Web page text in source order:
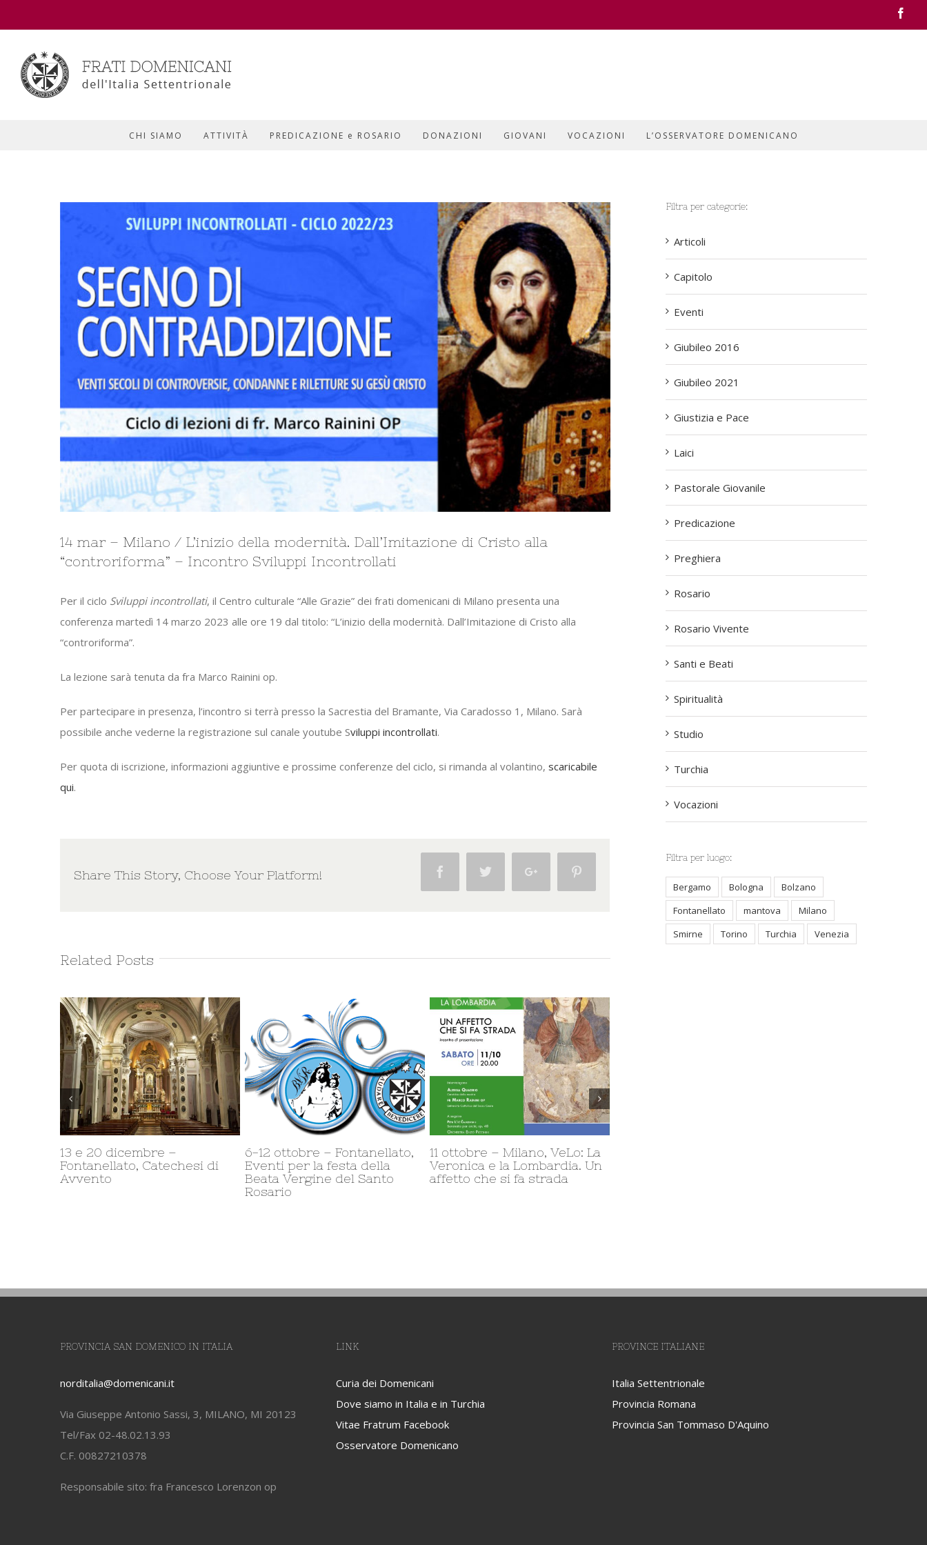
CHI SIAMO ATTIVITÀ PREDICAZIONE e ROSARIO DONAZIONI GIOVANI VOCAZIONI L’OSSERVATORE DOMENICANO
14 mar – Milano / L’inizio della modernità. Dall’Imitazione di Cristo alla
“controriforma” – Incontro Sviluppi Incontrollati
Per il ciclo Sviluppi incontrollati, il Centro culturale “Alle Grazie” dei frati domenicani di Milano presenta una
conferenza martedì 14 marzo 2023 alle ore 19 dal titolo: “L’inizio della modernità. Dall’Imitazione di Cristo alla
“controriforma”.
La lezione sarà tenuta da fra Marco Rainini op.
Per partecipare in presenza, l’incontro si terrà presso la Sacrestia del Bramante, Via Caradosso 1, Milano. Sarà
possibile anche vederne la registrazione sul canale youtube Sviluppi incontrollati.
Per quota di iscrizione, informazioni aggiuntive e prossime conferenze del ciclo, si rimanda al volantino, scaricabile
qui.
Share This Story, Choose Your Platform! Facebook Twitter Google+
Related Posts
11 ottobre – Milano, VeLo: La
Veronica e la Lombardia. Un
affetto che si fa strada
27 settembre – Bologna,
Opmeetings
Da 9/06 a 13/07 – Varazze,
Mostra internazionale: I
miracoli eucaristici nel
Filtra per categorie:
Articoli
Capitolo
Eventi
Giubileo 2016
Giubileo 2021
Giustizia e Pace
Laici
Pastorale Giovanile
Predicazione
Preghiera
Rosario
Rosario Vivente
Santi e Beati
Spiritualità
Studio
Turchia
Vocazioni
Filtra per luogo:
Bergamo Bologna
Bolzano
Fontanellato
mantova
Milano
Smirne
Torino Turchia Venezia
norditalia@domenicani.it
Via Giuseppe Antonio Sassi, 3, MILANO, MI 20123
Tel/Fax 02-48.02.13.93
C.F. 00827210378
Responsabile sito: fra Francesco Lorenzon op
Curia dei Domenicani
Dove siamo in Italia e in Turchia
Vitae Fratrum Facebook
Osservatore Domenicano
Italia Settentrionale
Provincia Romana
Provincia San Tommaso D'Aquino